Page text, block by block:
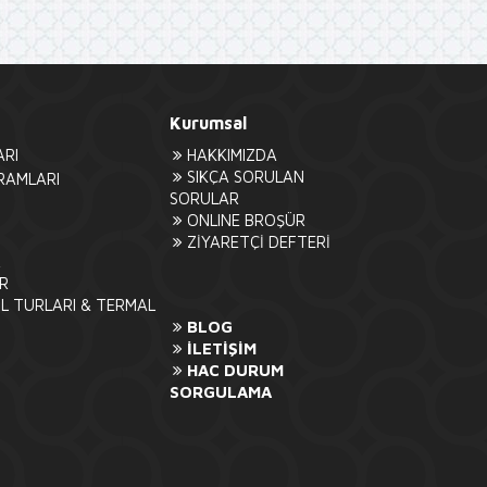
TURLARI & TERMAL
Kurumsal
HAKKIMIZDA
SIKÇA SORULAN
SORULAR
ONLINE BROŞÜR
ZİYARETÇİ DEFTERİ
BLOG
İLETİŞİM
HAC DURUM
SORGULAMA